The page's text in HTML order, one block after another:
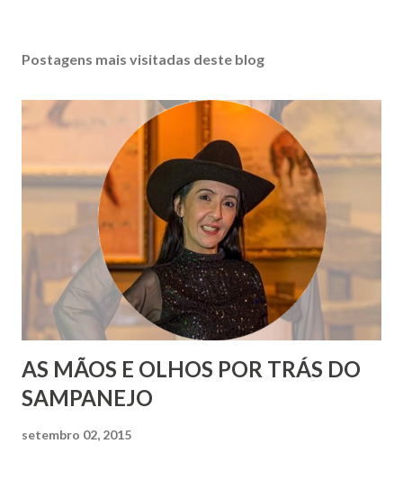
Postagens mais visitadas deste blog
AS MÃOS E OLHOS POR TRÁS DO
SAMPANEJO
setembro 02, 2015